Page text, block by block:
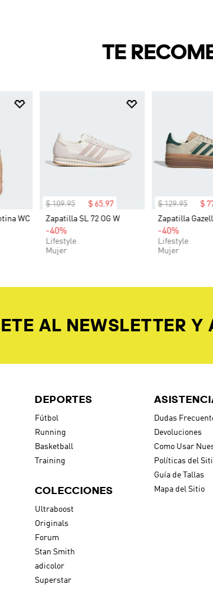
TE
WC
$ 109.95 $ 65. 97
Zapatilla SL 72 OG W
-40%
Lifestyle
Mujer
$ 129.95 $
Zapatilla
-40%
Lifestyle
Mujer
AL NEWSLETTER Y
DEPORTES
Fútbol
Running
Basketball
Training
COLECCIONES
Ultraboost
Originals
Forum
Stan Smith
adicolor
Superstar
Dudas
Devoluciones
Como Usar
Políticas del
Guía de Tallas
Mapa del Sitio